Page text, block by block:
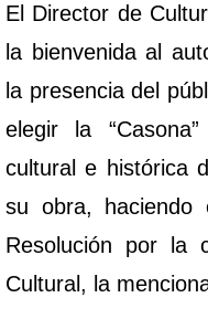
El Director de
la bienvenida al
la presencia del
elegir la
cultural e histórica
su obra,
Resolución por la
Cultural, la